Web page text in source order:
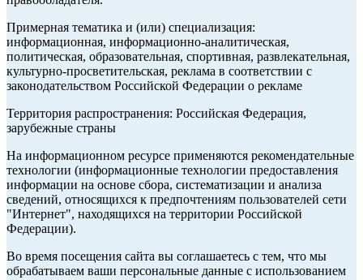
Примерная тематика и (или) специализация:
информационная, информационно-аналитическая,
политическая, образовательная, спортивная, развлекательная,
культурно-просветительская, реклама в соответствии с
законодательством Российской Федерации о рекламе
Территория распространения: Российская Федерация,
зарубежные страны
На информационном ресурсе применяются рекомендательные
технологии (информационные технологии предоставления
информации на основе сбора, систематизации и анализа
сведений, относящихся к предпочтениям пользователей сети
"Интернет", находящихся на территории Российской
Федерации).
Во время посещения сайта вы соглашаетесь с тем, что мы
обрабатываем ваши персональные данные с использованием